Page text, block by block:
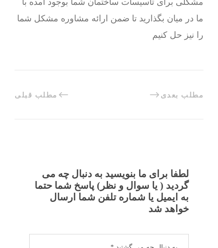
ما در میان بگذارید تا ضمن ارائه مشاوره مشکل شما
را نیز حل کنیم
مطلب قبلی مطلب بعدی
لطفا برای ما بنویسید به دنبال چه می
گردید ( یا سوال و نظر) پاسخ شما حتما
به ایمیل یا شماره تلفن شما ارسال
خواهد شد